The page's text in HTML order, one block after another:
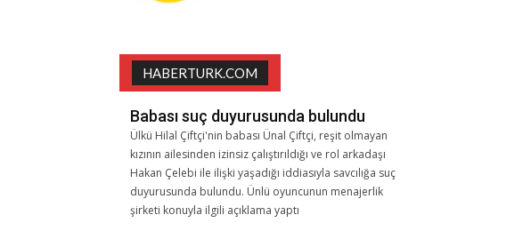
HABERTURK.COM
Babası suç duyurusunda bulundu
Ülkü Hilal Çiftçi'nin babası Ünal Çiftçi, reşit olmayan
kızının ailesinden izinsiz çalıştırıldığı ve rol arkadaşı
Hakan Çelebi ile ilişki yaşadığı iddiasıyla savcılığa suç
duyurusunda bulundu. Ünlü oyuncunun menajerlik
şirketi konuyla ilgili açıklama yaptı